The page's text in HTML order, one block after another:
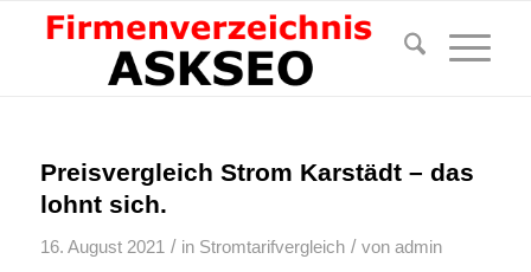
Preisvergleich Strom Karstädt – das
lohnt sich.
16. August 2021 / in Stromtarifvergleich / von admin